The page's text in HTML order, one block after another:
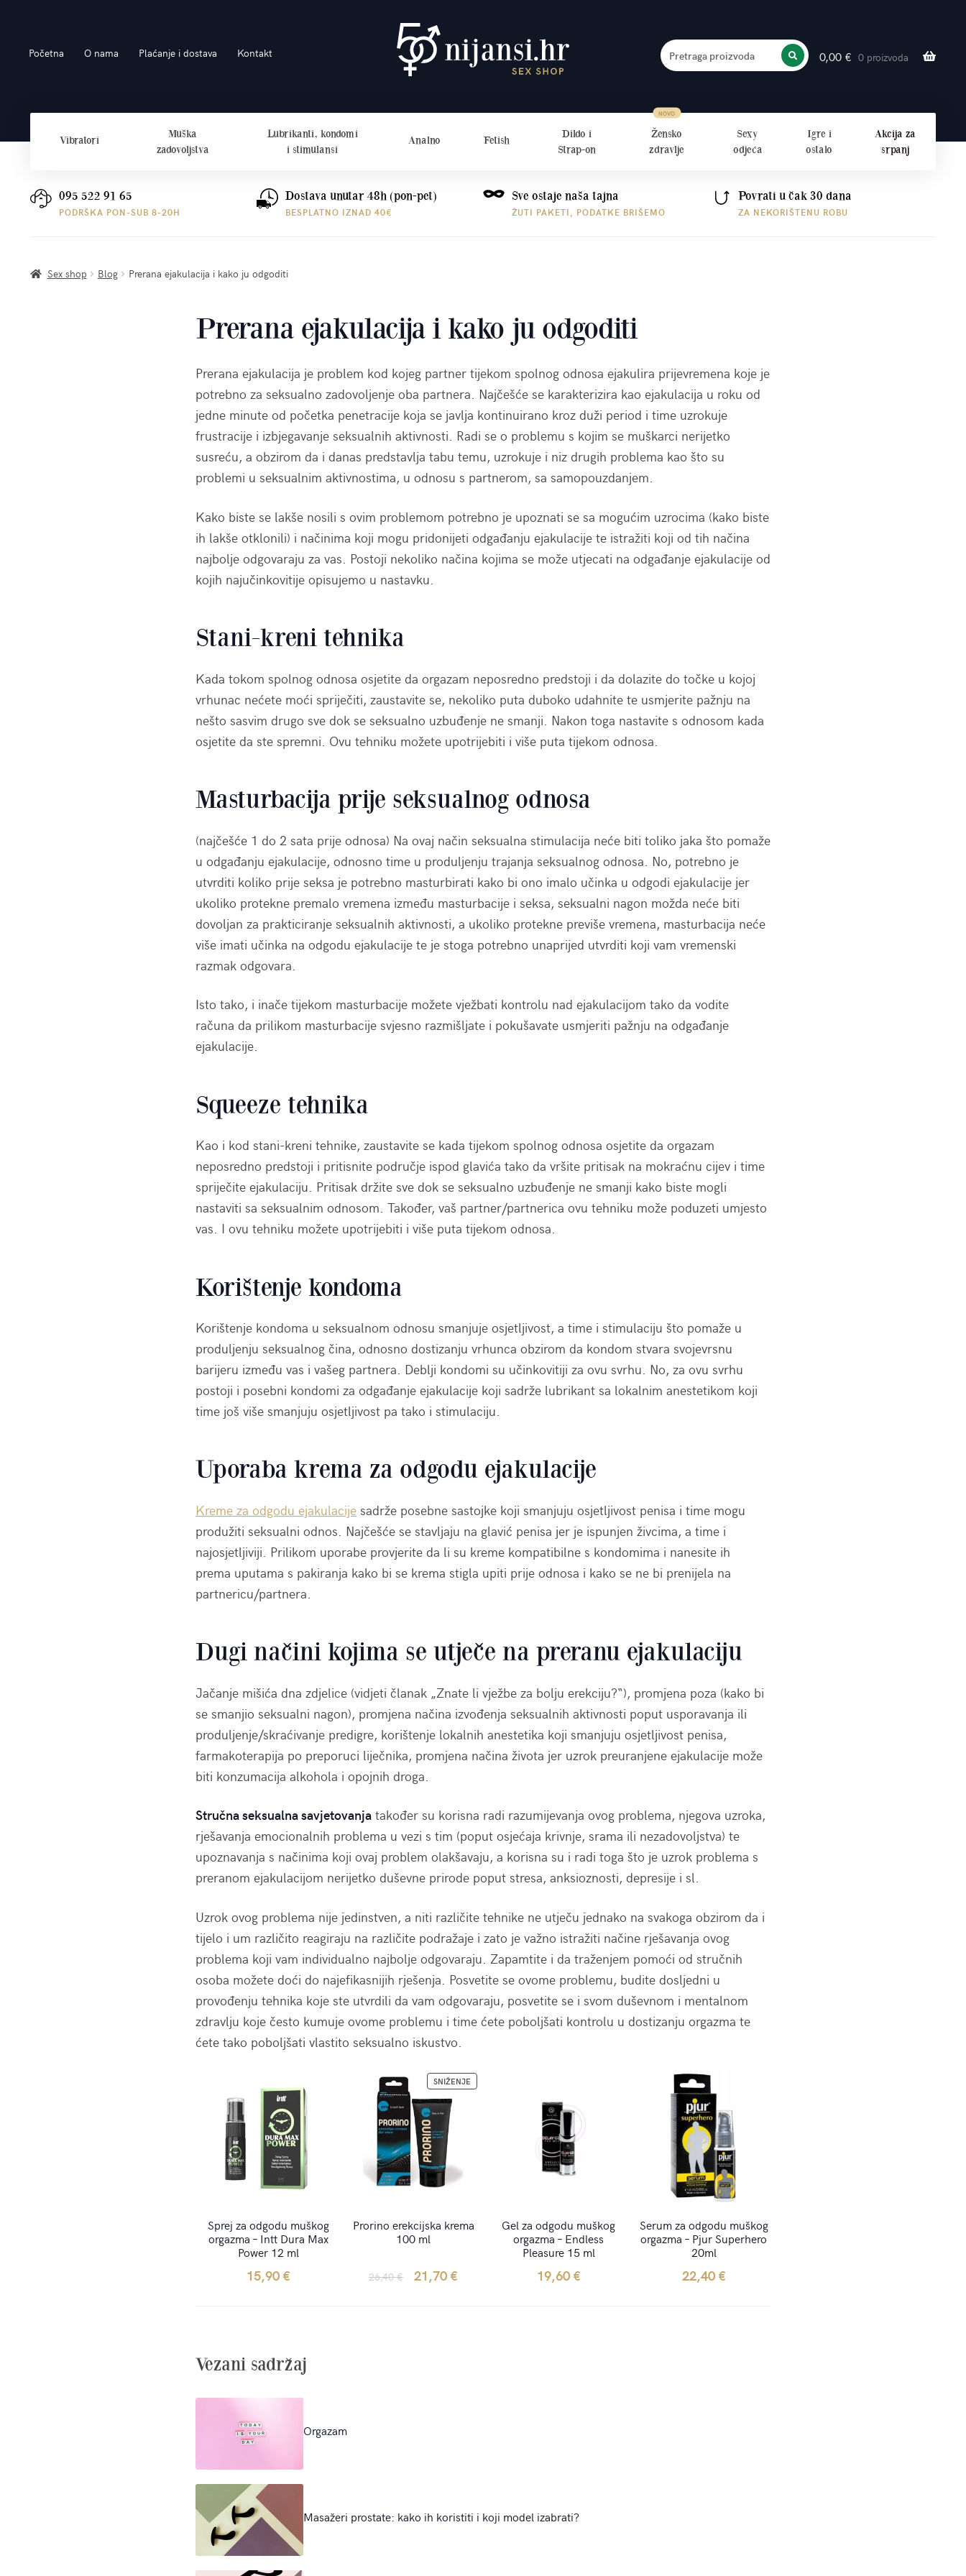
na
do
Početna O nama Plaćanje i dostava Kontakt 0,00 € 0 proizvoda
Pretraga proizvoda
PRETRAŽITE
Vibratori
Muška
zadovoljstva
Lubrikanti, kondomi
i stimulansi
Analno Fetish
Dildo i
Strap-on
Žensko
zdravlje
Sexy
odjeća
Igre i
ostalo
Akcija za
srpanj
095 522 91 65
PODRŠKA PON-SUB 8-20H
Dostava unutar 48h (pon-pet)
BESPLATNO IZNAD 40€
Sve ostaje naša tajna
ŽUTI PAKETI, PODATKE BRIŠEMO
Povrati u čak 30 dana
ZA NEKORIŠTENU ROBU
Sex shop Blog Prerana ejakulacija i kako ju odgoditi
Prerana ejakulacija i kako ju odgoditi
Prerana ejakulacija je problem kod kojeg partner tijekom spolnog odnosa ejakulira prijevremena koje je
potrebno za seksualno zadovoljenje oba partnera. Najčešće se karakterizira kao ejakulacija u roku od
jedne minute od početka penetracije koja se javlja kontinuirano kroz duži period i time uzrokuje
frustracije i izbjegavanje seksualnih aktivnosti. Radi se o problemu s kojim se muškarci nerijetko
susreću, a obzirom da i danas predstavlja tabu temu, uzrokuje i niz drugih problema kao što su
problemi u seksualnim aktivnostima, u odnosu s partnerom, sa samopouzdanjem.
Kako biste se lakše nosili s ovim problemom potrebno je upoznati se sa mogućim uzrocima (kako biste
ih lakše otklonili) i načinima koji mogu pridonijeti odgađanju ejakulacije te istražiti koji od tih načina
najbolje odgovaraju za vas. Postoji nekoliko načina kojima se može utjecati na odgađanje ejakulacije od
kojih najučinkovitije opisujemo u nastavku.
Stani-kreni tehnika
Kada tokom spolnog odnosa osjetite da orgazam neposredno predstoji i da dolazite do točke u kojoj
vrhunac nećete moći spriječiti, zaustavite se, nekoliko puta duboko udahnite te usmjerite pažnju na
nešto sasvim drugo sve dok se seksualno uzbuđenje ne smanji. Nakon toga nastavite s odnosom kada
osjetite da ste spremni. Ovu tehniku možete upotrijebiti i više puta tijekom odnosa.
Masturbacija prije seksualnog odnosa
(najčešće 1 do 2 sata prije odnosa) Na ovaj način seksualna stimulacija neće biti toliko jaka što pomaže
u odgađanju ejakulacije, odnosno time u produljenju trajanja seksualnog odnosa. No, potrebno je
utvrditi koliko prije seksa je potrebno masturbirati kako bi ono imalo učinka u odgodi ejakulacije jer
ukoliko protekne premalo vremena između masturbacije i seksa, seksualni nagon možda neće biti
dovoljan za prakticiranje seksualnih aktivnosti, a ukoliko protekne previše vremena, masturbacija neće
više imati učinka na odgodu ejakulacije te je stoga potrebno unaprijed utvrditi koji vam vremenski
razmak odgovara.
Isto tako, i inače tijekom masturbacije možete vježbati kontrolu nad ejakulacijom tako da vodite
računa da prilikom masturbacije svjesno razmišljate i pokušavate usmjeriti pažnju na odgađanje
ejakulacije.
Squeeze tehnika
Kao i kod stani-kreni tehnike, zaustavite se kada tijekom spolnog odnosa osjetite da orgazam
neposredno predstoji i pritisnite područje ispod glavića tako da vršite pritisak na mokraćnu cijev i time
spriječite ejakulaciju. Pritisak držite sve dok se seksualno uzbuđenje ne smanji kako biste mogli
nastaviti sa seksualnim odnosom. Također, vaš partner/partnerica ovu tehniku može poduzeti umjesto
vas. I ovu tehniku možete upotrijebiti i više puta tijekom odnosa.
Korištenje kondoma
Korištenje kondoma u seksualnom odnosu smanjuje osjetljivost, a time i stimulaciju što pomaže u
produljenju seksualnog čina, odnosno dostizanju vrhunca obzirom da kondom stvara svojevrsnu
barijeru između vas i vašeg partnera. Deblji kondomi su učinkovitiji za ovu svrhu. No, za ovu svrhu
postoji i posebni kondomi za odgađanje ejakulacije koji sadrže lubrikant sa lokalnim anestetikom koji
time još više smanjuju osjetljivost pa tako i stimulaciju.
Uporaba krema za odgodu ejakulacije
Kreme za odgodu ejakulacije sadrže posebne sastojke koji smanjuju osjetljivost penisa i time mogu
produžiti seksualni odnos. Najčešće se stavljaju na glavić penisa jer je ispunjen živcima, a time i
najosjetljiviji. Prilikom uporabe provjerite da li su kreme kompatibilne s kondomima i nanesite ih
prema uputama s pakiranja kako bi se krema stigla upiti prije odnosa i kako se ne bi prenijela na
partnericu/partnera.
Dugi načini kojima se utječe na preranu ejakulaciju
Jačanje mišića dna zdjelice (vidjeti članak „Znate li vježbe za bolju erekciju?“), promjena poza (kako bi
se smanjio seksualni nagon), promjena načina izvođenja seksualnih aktivnosti poput usporavanja ili
produljenje/skraćivanje predigre, korištenje lokalnih anestetika koji smanjuju osjetljivost penisa,
farmakoterapija po preporuci liječnika, promjena načina života jer uzrok preuranjene ejakulacije može
biti konzumacija alkohola i opojnih droga.
Stručna seksualna savjetovanja također su korisna radi razumijevanja ovog problema, njegova uzroka,
rješavanja emocionalnih problema u vezi s tim (poput osjećaja krivnje, srama ili nezadovoljstva) te
upoznavanja s načinima koji ovaj problem olakšavaju, a korisna su i radi toga što je uzrok problema s
preranom ejakulacijom nerijetko duševne prirode poput stresa, anksioznosti, depresije i sl.
Uzrok ovog problema nije jedinstven, a niti različite tehnike ne utječu jednako na svakoga obzirom da i
tijelo i um različito reagiraju na različite podražaje i zato je važno istražiti načine rješavanja ovog
problema koji vam individualno najbolje odgovaraju. Zapamtite i da traženjem pomoći od stručnih
osoba možete doći do najefikasnijih rješenja. Posvetite se ovome problemu, budite dosljedni u
provođenju tehnika koje ste utvrdili da vam odgovaraju, posvetite se i svom duševnom i mentalnom
zdravlju koje često kumuje ovome problemu i time ćete poboljšati kontrolu u dostizanju orgazma te
ćete tako poboljšati vlastito seksualno iskustvo.
Sprej za odgodu muškog
orgazma – Intt Dura Max
Power 12 ml
15,90€
SNIŽENJE
NA
Prorino erekcijska krema
100 ml
26,40€
Original
21,70€
Gel za odgodu muškog
orgazma – Endless
Pleasure 15 ml
19,60€
Serum za odgodu muškog
orgazma – Pjur Superhero
20ml
22,40€
Vezani sadržaj
Orgazam
Masažeri prostate: kako ih koristiti i koji model izabrati?